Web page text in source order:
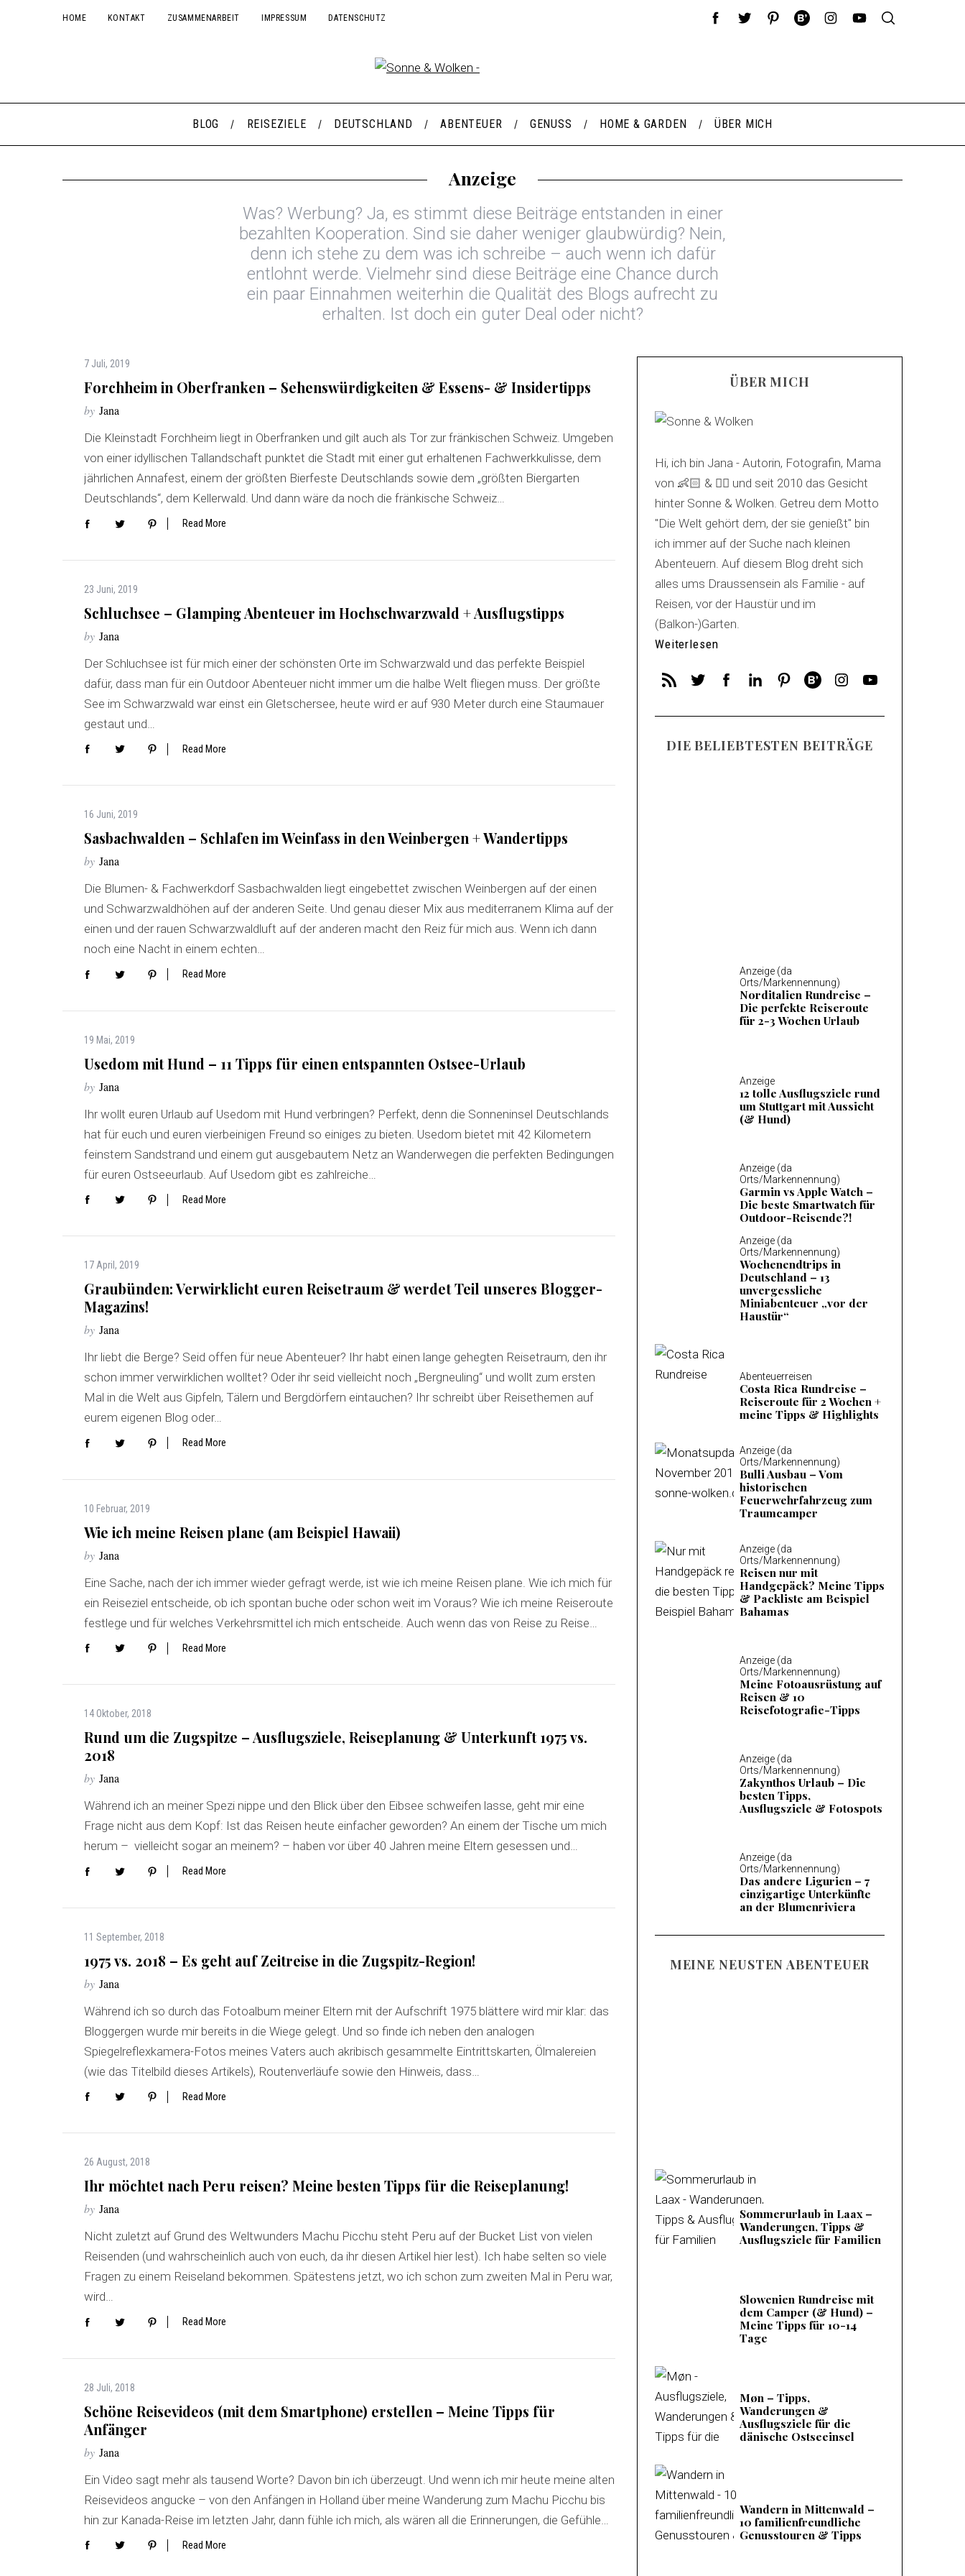
HOME KONTAKT ZUSAMMENARBEIT IMPRESSUM DATENSCHUTZ
BLOG REISEZIELE DEUTSCHLAND ABENTEUER GENUSS HOME & GARDEN ÜBER MICH
Anzeige
Was? Werbung? Ja, es stimmt diese Beiträge entstanden in einer
bezahlten Kooperation. Sind sie daher weniger glaubwürdig? Nein,
denn ich stehe zu dem was ich schreibe – auch wenn ich dafür
entlohnt werde. Vielmehr sind diese Beiträge eine Chance durch
ein paar Einnahmen weiterhin die Qualität des Blogs aufrecht zu
erhalten. Ist doch ein guter Deal oder nicht?
7 Juli, 2019
Forchheim in Oberfranken – Sehenswürdigkeiten & Essens- & Insidertipps
by Jana
Die Kleinstadt Forchheim liegt in Oberfranken und gilt auch als Tor zur fränkischen Schweiz. Umgeben
von einer idyllischen Tallandschaft punktet die Stadt mit einer gut erhaltenen Fachwerkkulisse, dem
jährlichen Annafest, einem der größten Bierfeste Deutschlands sowie dem „größten Biergarten
Deutschlands“, dem Kellerwald. Und dann wäre da noch die fränkische Schweiz…
Read More
23 Juni, 2019
Schluchsee – Glamping Abenteuer im Hochschwarzwald + Ausflugstipps
by Jana
Der Schluchsee ist für mich einer der schönsten Orte im Schwarzwald und das perfekte Beispiel
dafür, dass man für ein Outdoor Abenteuer nicht immer um die halbe Welt fliegen muss. Der größte
See im Schwarzwald war einst ein Gletschersee, heute wird er auf 930 Meter durch eine Staumauer
gestaut und…
Read More
16 Juni, 2019
Sasbachwalden – Schlafen im Weinfass in den Weinbergen + Wandertipps
by Jana
Die Blumen- & Fachwerkdorf Sasbachwalden liegt eingebettet zwischen Weinbergen auf der einen
und Schwarzwaldhöhen auf der anderen Seite. Und genau dieser Mix aus mediterranem Klima auf der
einen und der rauen Schwarzwaldluft auf der anderen macht den Reiz für mich aus. Wenn ich dann
noch eine Nacht in einem echten…
Read More
19 Mai, 2019
Usedom mit Hund – 11 Tipps für einen entspannten Ostsee-Urlaub
by Jana
Ihr wollt euren Urlaub auf Usedom mit Hund verbringen? Perfekt, denn die Sonneninsel Deutschlands
hat für euch und euren vierbeinigen Freund so einiges zu bieten. Usedom bietet mit 42 Kilometern
feinstem Sandstrand und einem gut ausgebautem Netz an Wanderwegen die perfekten Bedingungen
für euren Ostseeurlaub. Auf Usedom gibt es zahlreiche…
Read More
17 April, 2019
Graubünden: Verwirklicht euren Reisetraum & werdet Teil unseres Blogger-
Magazins!
by Jana
Ihr liebt die Berge? Seid offen für neue Abenteuer? Ihr habt einen lange gehegten Reisetraum, den ihr
schon immer verwirklichen wolltet? Oder ihr seid vielleicht noch „Bergneuling“ und wollt zum ersten
Mal in die Welt aus Gipfeln, Tälern und Bergdörfern eintauchen? Ihr schreibt über Reisethemen auf
eurem eigenen Blog oder…
Read More
10 Februar, 2019
Wie ich meine Reisen plane (am Beispiel Hawaii)
by Jana
Eine Sache, nach der ich immer wieder gefragt werde, ist wie ich meine Reisen plane. Wie ich mich für
ein Reiseziel entscheide, ob ich spontan buche oder schon weit im Voraus? Wie ich meine Reiseroute
festlege und für welches Verkehrsmittel ich mich entscheide. Auch wenn das von Reise zu Reise…
Read More
14 Oktober, 2018
Rund um die Zugspitze – Ausflugsziele, Reiseplanung & Unterkunft 1975 vs.
2018
by Jana
Während ich an meiner Spezi nippe und den Blick über den Eibsee schweifen lasse, geht mir eine
Frage nicht aus dem Kopf: Ist das Reisen heute einfacher geworden? An einem der Tische um mich
herum – vielleicht sogar an meinem? – haben vor über 40 Jahren meine Eltern gesessen und…
Read More
11 September, 2018
1975 vs. 2018 – Es geht auf Zeitreise in die Zugspitz-Region!
by Jana
Während ich so durch das Fotoalbum meiner Eltern mit der Aufschrift 1975 blättere wird mir klar: das
Bloggergen wurde mir bereits in die Wiege gelegt. Und so finde ich neben den analogen
Spiegelreflexkamera-Fotos meines Vaters auch akribisch gesammelte Eintrittskarten, Ölmalereien
(wie das Titelbild dieses Artikels), Routenverläufe sowie den Hinweis, dass…
Read More
26 August, 2018
Ihr möchtet nach Peru reisen? Meine besten Tipps für die Reiseplanung!
by Jana
Nicht zuletzt auf Grund des Weltwunders Machu Picchu steht Peru auf der Bucket List von vielen
Reisenden (und wahrscheinlich auch von euch, da ihr diesen Artikel hier lest). Ich habe selten so viele
Fragen zu einem Reiseland bekommen. Spätestens jetzt, wo ich schon zum zweiten Mal in Peru war,
wird…
Read More
28 Juli, 2018
Schöne Reisevideos (mit dem Smartphone) erstellen – Meine Tipps für
Anfänger
by Jana
Ein Video sagt mehr als tausend Worte? Davon bin ich überzeugt. Und wenn ich mir heute meine alten
Reisevideos angucke – von den Anfängen in Holland über meine Wanderung zum Machu Picchu bis
hin zur Kanada-Reise im letzten Jahr, dann fühle ich mich, als wären all die Erinnerungen, die Gefühle…
Read More
ÜBER MICH
Hi, ich bin Jana - Autorin, Fotografin, Mama
von 👶🏻 & 🐕‍🦺 und seit 2010 das Gesicht
hinter Sonne & Wolken. Getreu dem Motto
"Die Welt gehört dem, der sie genießt" bin
ich immer auf der Suche nach kleinen
Abenteuern. Auf diesem Blog dreht sich
alles ums Draussensein als Familie - auf
Reisen, vor der Haustür und im
(Balkon-)Garten.
Weiterlesen
DIE BELIEBTESTEN BEITRÄGE
Anzeige (da
Orts/Markennennung)
Norditalien Rundreise –
Die perfekte Reiseroute
für 2-3 Wochen Urlaub
Anzeige
12 tolle Ausflugsziele rund
um Stuttgart mit Aussicht
(& Hund)
Anzeige (da
Orts/Markennennung)
Garmin vs Apple Watch –
Die beste Smartwatch für
Outdoor-Reisende?!
Anzeige (da
Orts/Markennennung)
Wochenendtrips in
Deutschland – 13
unvergessliche
Miniabenteuer „vor der
Haustür“
Abenteuerreisen
Costa Rica Rundreise –
Reiseroute für 2 Wochen +
meine Tipps & Highlights
Anzeige (da
Orts/Markennennung)
Bulli Ausbau – Vom
historischen
Feuerwehrfahrzeug zum
Traumcamper
Anzeige (da
Orts/Markennennung)
Reisen nur mit
Handgepäck? Meine Tipps
& Packliste am Beispiel
Bahamas
Anzeige (da
Orts/Markennennung)
Meine Fotoausrüstung auf
Reisen & 10
Reisefotografie-Tipps
Anzeige (da
Orts/Markennennung)
Zakynthos Urlaub – Die
besten Tipps,
Ausflugsziele & Fotospots
Anzeige (da
Orts/Markennennung)
Das andere Ligurien – 7
einzigartige Unterkünfte
an der Blumenriviera
MEINE NEUSTEN ABENTEUER
Sommerurlaub in Laax –
Wanderungen, Tipps &
Ausflugsziele für Familien
Slowenien Rundreise mit
dem Camper (& Hund) –
Meine Tipps für 10-14
Tage
Møn – Tipps,
Wanderungen &
Ausflugsziele für die
dänische Ostseeinsel
Wandern in Mittenwald –
10 familienfreundliche
Genusstouren & Tipps
S
e
a
c
h
: